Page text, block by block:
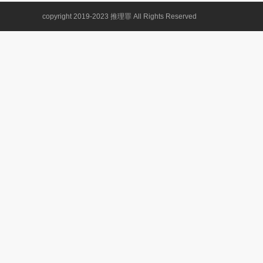
copyright 2019-2023 推理罪 All Rights Reserved